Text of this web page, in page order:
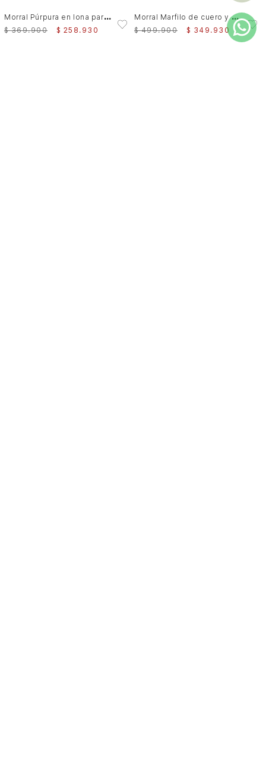
M
orral Púrpura en lona para mujer casual
$ 369.900 $ 258 . 930
M
orral Marfilo de cuero y nylon para mujer manija trenzada
$ 499.900 $ 349 . 930